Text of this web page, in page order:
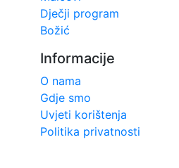
Dječji program
Božić
Informacije
O nama
Gdje smo
Uvjeti korištenja
Politika privatnosti